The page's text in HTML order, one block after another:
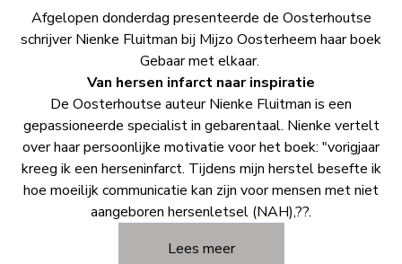
Afgelopen donderdag presenteerde de Oosterhoutse
schrijver Nienke Fluitman bij Mijzo Oosterheem haar boek
Gebaar met elkaar.
Van hersen infarct naar inspiratie
De Oosterhoutse auteur Nienke Fluitman is een
gepassioneerde specialist in gebarentaal. Nienke vertelt
over haar persoonlijke motivatie voor het boek: "vorigjaar
kreeg ik een herseninfarct. Tijdens mijn herstel besefte ik
hoe moeilijk communicatie kan zijn voor mensen met niet
aangeboren hersenletsel (NAH),??.
Lees meer